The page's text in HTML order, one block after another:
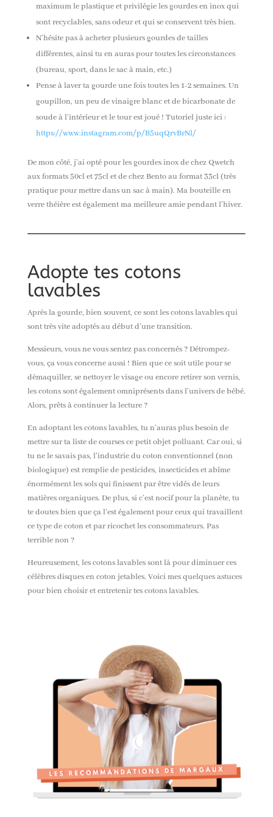
maximum le plastique et privilégie les gourdes en inox qui
sont recyclables, sans odeur et qui se conservent très bien.
N’hésite pas à acheter plusieurs gourdes de tailles
différentes, ainsi tu en auras pour toutes les circonstances
(bureau, sport, dans le sac à main, etc.)
Pense à laver ta gourde une fois toutes les 1-2 semaines. Un
goupillon, un peu de vinaigre blanc et de bicarbonate de
soude à l’intérieur et le tour est joué ! Tutoriel juste ici :
https://www.instagram.com/p/B5uqQrvBrNl/
De mon côté, j’ai opté pour les gourdes inox de chez Qwetch
aux formats50cl et 75cl etde chezBento au format 33cl (très
pratique pour mettre dans un sac à main). Ma bouteille en
verre théière est également ma meilleure amie pendant l’hiver.
Adopte tes cotons
lavables
Après la gourde, bien souvent, ce sont les cotons lavables qui
sont très vite adoptés au début d’une transition.
Messieurs, vous ne vous sentez pas concernés ? Détrompez-
vous, ça vous concerne aussi ! Bien que ce soit utile pour se
démaquiller, se nettoyer le visage ou encore retirer son vernis,
les cotons sont également omniprésents dans l’univers de bébé.
Alors, prêtsà continuer la lecture ?
En adoptant les cotons lavables, tu n’auras plus besoin de
mettre sur ta liste de courses ce petit objet polluant. Car oui, si
tu ne le savais pas, l’industrie du coton conventionnel (non
biologique) est remplie de pesticides, insecticides et abîme
énormément les sols qui finissent par êtrevidésde leurs
matières organiques. De plus, si c’est nocif pour la planète, tu
te doutes bien que ça l’est également pour ceux qui travaillent
ce type de coton et par ricochet les consommateurs. Pas
terrible non ?
Heureusement, les cotons lavables sont là pour diminuer ces
célèbres disques en coton jetables. Voici mes quelques astuces
pour bien choisir et entretenir tes cotons lavables.